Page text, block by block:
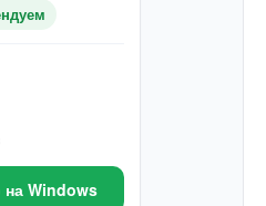
на Windows